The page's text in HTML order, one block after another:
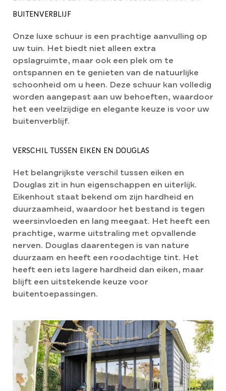
BUITENVERBLIJF
Onze luxe schuur is een prachtige aanvulling op
uw tuin. Het biedt niet alleen extra
opslagruimte, maar ook een plek om te
ontspannen en te genieten van de natuurlijke
schoonheid om u heen. Deze schuur kan volledig
worden aangepast aan uw behoeften, waardoor
het een veelzijdige en elegante keuze is voor uw
buitenverblijf.
VERSCHIL TUSSEN EIKEN EN DOUGLAS
Het belangrijkste verschil tussen eiken en
Douglas zit in hun eigenschappen en uiterlijk.
Eikenhout staat bekend om zijn hardheid en
duurzaamheid, waardoor het bestand is tegen
weersinvloeden en lang meegaat. Het heeft een
prachtige, warme uitstraling met opvallende
nerven. Douglas daarentegen is van nature
duurzaam en heeft een roodachtige tint. Het
heeft een iets lagere hardheid dan eiken, maar
blijft een uitstekende keuze voor
buitentoepassingen.